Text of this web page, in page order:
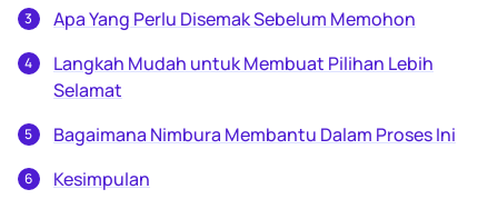
Apa Yang Perlu Disemak Sebelum Memohon
Langkah Mudah untuk Membuat Pilihan Lebih
Selamat
Bagaimana Nimbura Membantu Dalam Proses Ini
Kesimpulan